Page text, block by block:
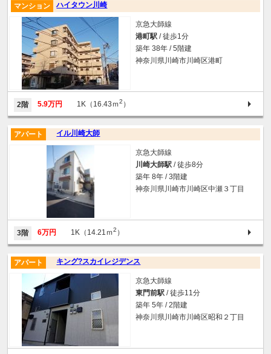
ハイタウン川崎
マンション
京急大師線
港町駅 / 徒歩1分
築年 38年 / 5階建
神奈川県川崎市川崎区港町
2階 5.9万円 1K（16.43ｍ2 ）
イル川崎大師
アパート
京急大師線
川崎大師駅 / 徒歩8分
築年 8年 / 3階建
神奈川県川崎市川崎区中瀬３丁目
3階 6万円 1K（14.21ｍ2 ）
キング?スカイレジデンス
アパート
京急大師線
東門前駅 / 徒歩11分
築年 5年 / 2階建
神奈川県川崎市川崎区昭和２丁目